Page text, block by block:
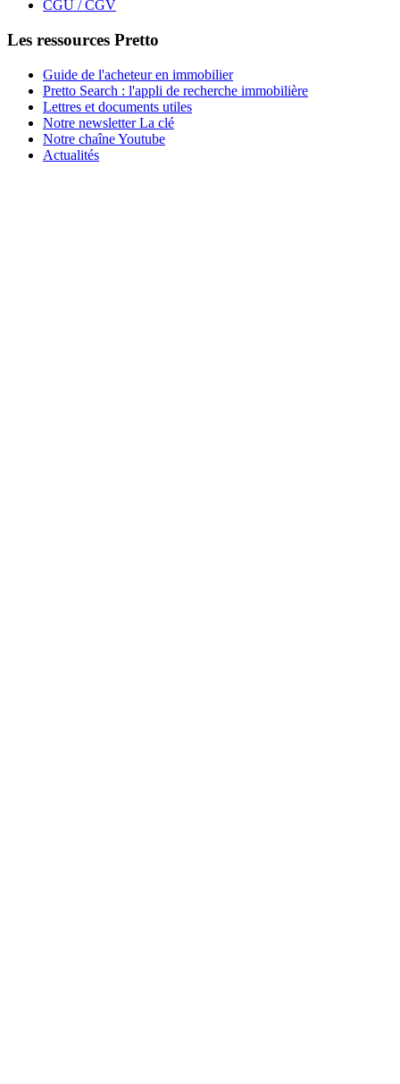
CGU / CGV
Les ressources Pretto
Guide de l'acheteur en immobilier
Pretto Search : l'appli de recherche immobilière
Lettres et documents utiles
Notre newsletter La clé
Notre chaîne Youtube
Actualités